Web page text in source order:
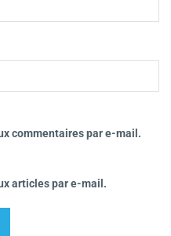
commentaires par e-mail.
articles par e-mail.